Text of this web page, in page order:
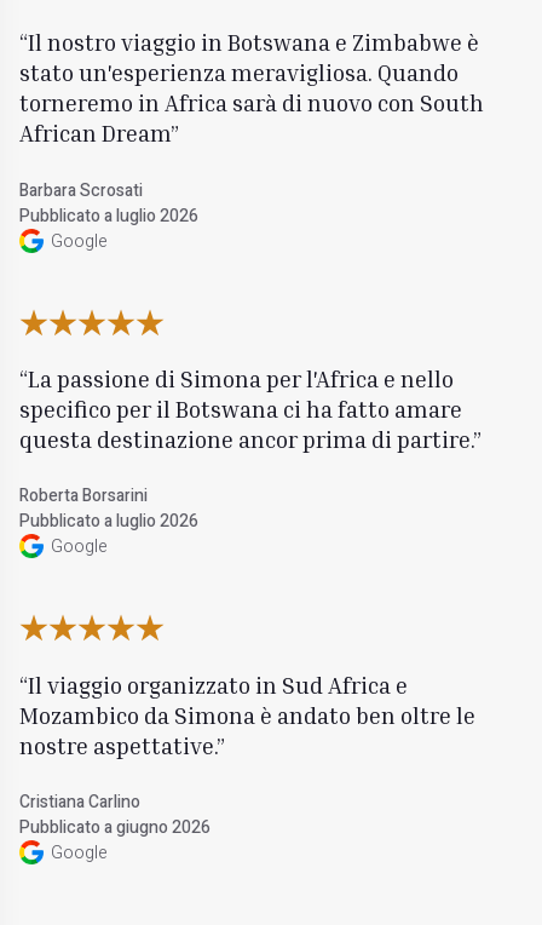
Il nostro viaggio in Botswana e Zimbabwe è
stato un'esperienza meravigliosa. Quando
torneremo in Africa sarà di nuovo con South
African Dream
Barbara Scrosati
Pubblicato a luglio 2026
Google
La passione di Simona per l'Africa e nello
specifico per il Botswana ci ha fatto amare
questa destinazione ancor prima di partire.
Roberta Borsarini
Pubblicato a luglio 2026
Google
Il viaggio organizzato in Sud Africa e
Mozambico da Simona è andato ben oltre le
nostre aspettative.
Cristiana Carlino
Pubblicato a giugno 2026
Google